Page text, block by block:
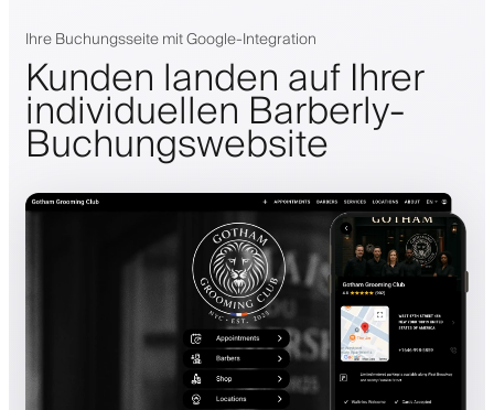
Ihre Buchungsseite mit Google-Integration
Kunden landen auf Ihrer
individuellen Barberly-
Buchungswebsite